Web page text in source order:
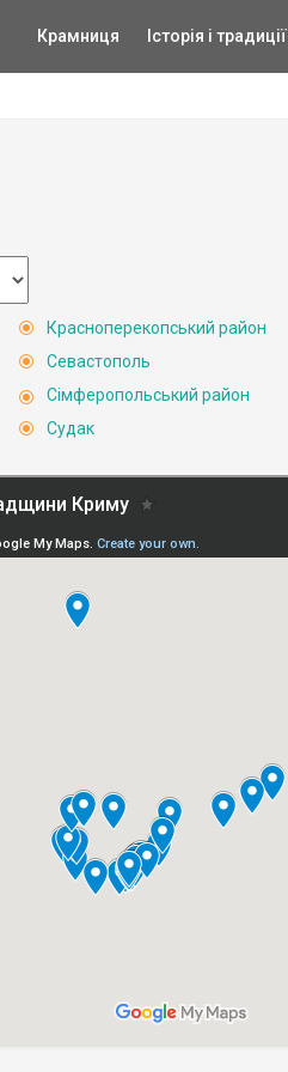
Крамниця Історія і традиції
Красноперекопський район
Севастополь
Сімферопольський район
Судак